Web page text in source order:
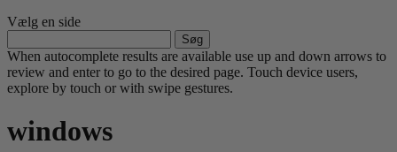
Vælg en side
efter:
When autocomplete results are available use up and down arrows to
review and enter to go to the desired page. Touch device users,
explore by touch or with swipe gestures.
windows